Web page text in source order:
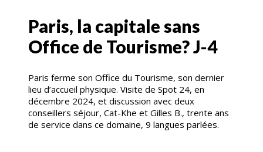
Paris, la capitale sans
Office de Tourisme? J-4
Paris ferme son Office du Tourisme, son dernier
lieu d’accueil physique. Visite de Spot 24, en
décembre 2024, et discussion avec deux
conseillers séjour, Cat-Khe et Gilles B., trente ans
de service dans ce domaine, 9 langues parlées.